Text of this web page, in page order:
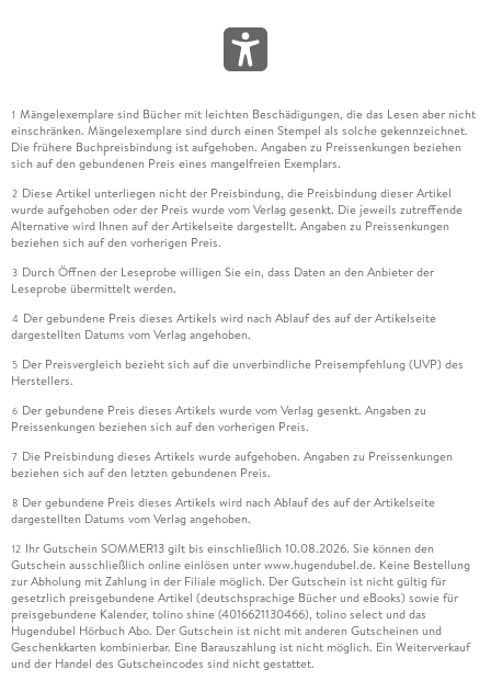
1 Mängelexemplare sind Bücher mit leichten Beschädigungen, die das Lesen aber nicht
einschränken. Mängelexemplare sind durch einen Stempel als solche gekennzeichnet.
Die frühere Buchpreisbindung ist aufgehoben. Angaben zu Preissenkungen beziehen
sich auf den gebundenen Preis eines mangelfreien Exemplars.
2 Diese Artikel unterliegen nicht der Preisbindung, die Preisbindung dieser Artikel
wurde aufgehoben oder der Preis wurde vom Verlag gesenkt. Die jeweils zutreffende
Alternative wird Ihnen auf der Artikelseite dargestellt. Angaben zu Preissenkungen
beziehen sich auf den vorherigen Preis.
3 Durch Öffnen der Leseprobe willigen Sie ein, dass Daten an den Anbieter der
Leseprobe übermittelt werden.
4 Der gebundene Preis dieses Artikels wird nach Ablauf des auf der Artikelseite
dargestellten Datums vom Verlag angehoben.
5 Der Preisvergleich bezieht sich auf die unverbindliche Preisempfehlung (UVP) des
Herstellers.
6 Der gebundene Preis dieses Artikels wurde vom Verlag gesenkt. Angaben zu
Preissenkungen beziehen sich auf den vorherigen Preis.
7 Die Preisbindung dieses Artikels wurde aufgehoben. Angaben zu Preissenkungen
beziehen sich auf den letzten gebundenen Preis.
8 Der gebundene Preis dieses Artikels wird nach Ablauf des auf der Artikelseite
dargestellten Datums vom Verlag angehoben.
12 Ihr Gutschein SOMMER13 gilt bis einschließlich 10.08.2026. Sie können den
Gutschein ausschließlich online einlösen unter www.hugendubel.de. Keine Bestellung
zur Abholung mit Zahlung in der Filiale möglich. Der Gutschein ist nicht gültig für
gesetzlich preisgebundene Artikel (deutschsprachige Bücher und eBooks) sowie für
preisgebundene Kalender, tolino shine (4016621130466), tolino select und das
Hugendubel Hörbuch Abo. Der Gutschein ist nicht mit anderen Gutscheinen und
Geschenkkarten kombinierbar. Eine Barauszahlung ist nicht möglich. Ein Weiterverkauf
und der Handel des Gutscheincodes sind nicht gestattet.